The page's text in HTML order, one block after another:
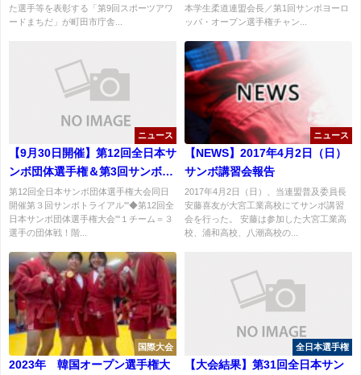
た選手等を表彰する「第9回スポーツアワ
ードまちだ」が町田市庁舎...
本学生柔道連盟会長／第1回サンボヨーロ
ッパ・オープン選手権チャン...
ニュース
【9月30日開催】第12回全日本サ
ンボ団体選手権＆第3回サンボト
ライアル 申込締め切り9月25日
（火）になりました。大会要
項・申込書はこちら
第12回全日本サンボ団体選手権大会同日
開催第３回サンボトライアル'''◆第12回全
日本サンボ団体選手権大会'''１チーム＝３
選手の団体戦！階...
ニュース
【NEWS】2017年4月2日（日）
サンボ講習会報告
2017年4月2日（日）、当連盟普及委員長
安藤喜友が大宮工業高校にてサンボ講習
会を行った。 安藤は参加した大宮工業高
校、浦和高校、八潮高校の...
国際大会
2023年 韓国オープン選手権大
全日本選手権
【大会結果】第31回全日本サン